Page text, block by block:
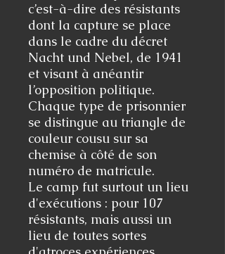
c’est-à-dire des résistants
dont la capture se place
dans le cadre du décret
Nacht und Nebel, de 1941
et visant à anéantir
l’opposition politique.
Chaque type de prisonnier
se distingue au triangle de
couleur cousu sur sa
chemise à côté de son
numéro de matricule.
Le camp fut surtout un lieu
d'exécutions : pour 107
résistants, mais aussi un
lieu de toutes sortes